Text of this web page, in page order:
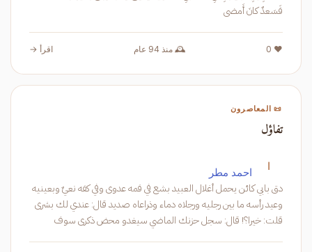
فَسَعدٌ كانَ أَمضى
❤️ 0 🕰️ منذ 94 عام اقرأ →
📜 المعاصرون
تفاؤل
ا احمد مطر
دق بابي كائن يحمل أغلال العبيد بشع في فمه عدوى وفي كفه نعيٌ وبعينيه
وعيد رأسه ما بين رجليه ورجلاه دماء وذراعاه صديد قال: عندي لك بشرى
قلت: خيرا؟! قال: سجل حزنك الماضي سيغدو محض ذكرى سوف